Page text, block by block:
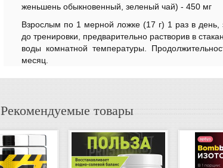
женьшень обыкновенный, зеленый чай) - 450 мг
Взрослым по 1 мерной ложке (17 г) 1 раз в день,
до тренировки, предварительно растворив в
воды комнатной температуры.
месяц.
Рекомендуемые товары